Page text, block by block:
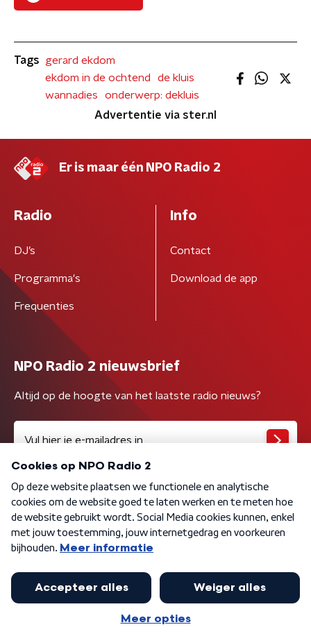
Tags
gerard ekdom
ekdom in de ochtend
de kluis
wannadies
onderwerp: dekluis
Advertentie via ster.nl
Er is maar één NPO Radio 2
Radio
DJ’s
Programma's
Frequenties
Info
Contact
Download de app
NPO Radio 2 nieuwsbrief
Altijd op de hoogte van het laatste radio nieuws?
Algemene voorwaarden